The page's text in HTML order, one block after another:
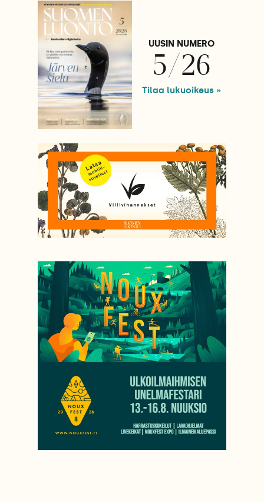
UUSIN NUMERO
5/26
Tilaa lukuoikeus »